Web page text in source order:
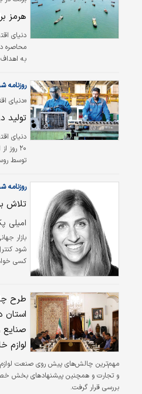
هرمز
دنیای
محاصره
به
کشتی‌ها
می‌دهد؛
ایران
صنعت و
روزنامه
تولید
دنیای
توسط
و شرایط
ایران،
دیگر
است.
ساختاری
خارجی
روزنامه
تلاش
امیلی
بازار
شود
کسی
است که
تنگه
تجارت
صنعت
صرف‌نظر
طرح
صنایع
لوازم
مهم‌ترین چالش‌های پیش روی صنعت لوازم
و تجارت و همچنین پیشنهادهای بخش
بررسی قرار گرفت.